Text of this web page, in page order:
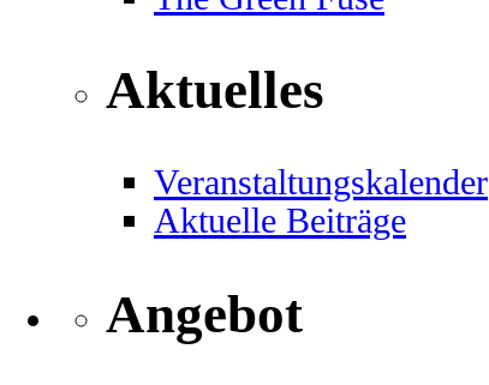
Aktuelles
Veranstaltungskalender
Aktuelle Beiträge
Angebot